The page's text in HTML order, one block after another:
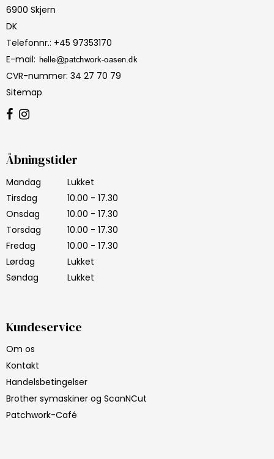
6900 Skjern
DK
Telefonnr.: +45 97353170
E-mail:
CVR-nummer: 34 27 70 79
Sitemap
Åbningstider
Mandag
Lukket
Tirsdag
10.00 - 17.30
Onsdag
10.00 - 17.30
Torsdag
10.00 - 17.30
Fredag
10.00 - 17.30
Lørdag
Lukket
Søndag
Lukket
Kundeservice
Om os
Kontakt
Handelsbetingelser
Brother symaskiner og ScanNCut
Patchwork-Café